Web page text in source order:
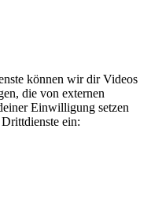
können wir dir Videos
die von externen
Einwilligung setzen
ein: